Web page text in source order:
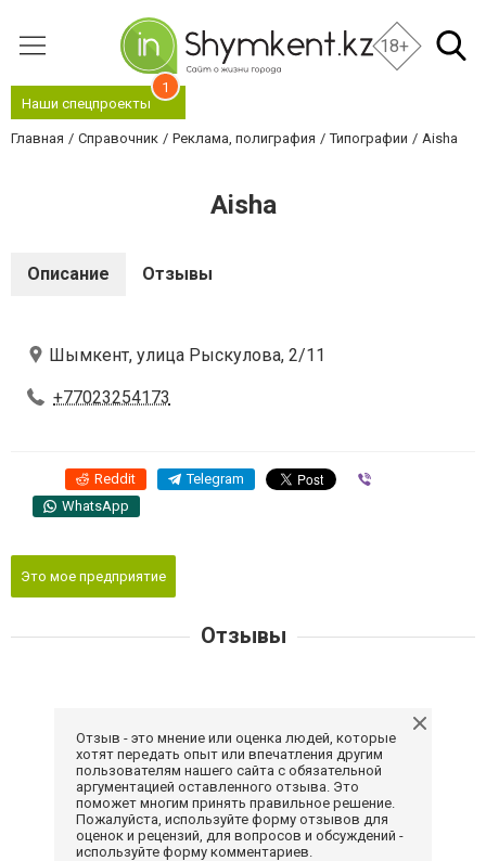
18+
Наши спецпроекты
1
Главная Справочник Реклама, полиграфия Типографии Aisha
Aisha
Описание Отзывы
Шымкент, улица Рыскулова, 2/11
+77023254173
Reddit Telegram
WhatsApp
Это мое предприятие
Отзывы
Отзыв - это мнение или оценка людей, которые
хотят передать опыт или впечатления другим
пользователям нашего сайта с обязательной
аргументацией оставленного отзыва. Это
поможет многим принять правильное решение.
Пожалуйста, используйте форму отзывов для
оценок и рецензий, для вопросов и обсуждений -
используйте форму комментариев.